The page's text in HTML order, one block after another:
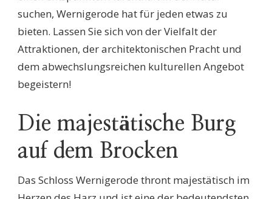
suchen, Wernigerode hat für jeden etwas zu
bieten. Lassen Sie sich von der Vielfalt der
Attraktionen, der architektonischen Pracht und
dem abwechslungsreichen kulturellen Angebot
begeistern!
Die majestätische Burg
auf dem Brocken
Das Schloss Wernigerode thront majestätisch im